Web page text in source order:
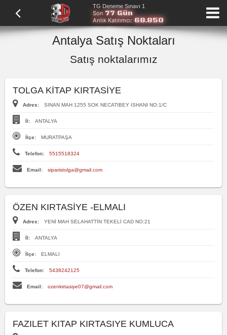
TG Deneme Sınavı 1
Son 77 Gün
Anlık Katılımcı: 68.850
Antalya Satış Noktaları
Satış noktalarımız
TOLGA KİTAP KIRTASİYE
Adres: SINAN MAH 1255 SOK NECATIBEY ISHANI NO:1/C
İl: ANTALYA
İlçe: MURATPAŞA
Telefon: 5515518324
Email: siparistolga@gmail.com
ÖZEN KIRTASİYE -ELMALI
Adres: YENİ MAH SELAHATTİN TEKELİ CAD NO:21
İl: ANTALYA
İlçe: ELMALI
Telefon: 5438242125
Email: ozenkirtasiye07@gmail.com
FAZILET KITAP KIRTASIYE KUMLUCA